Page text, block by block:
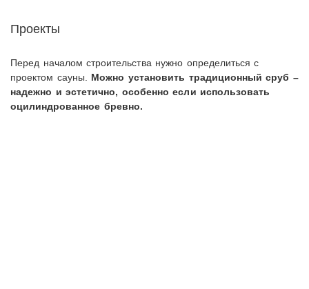
Проекты
Перед началом строительства нужно определиться с
проектом сауны. Можно установить традиционный сруб –
надежно и эстетично, особенно если использовать
оцилиндрованное бревно.